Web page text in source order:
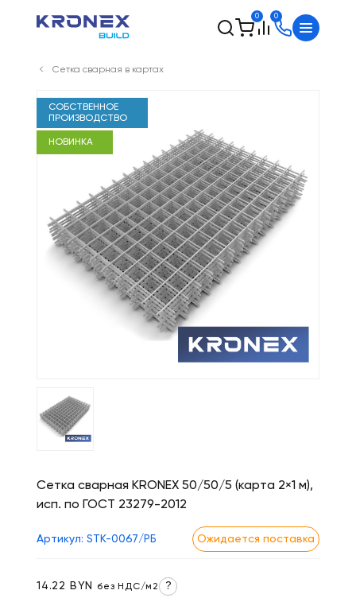
0 0
Сетка сварная в картах
СОБСТВЕННОЕ
ПРОИЗВОДСТВО
НОВИНКА
Сетка сварная KRONEX 50/50/5 (карта 2×1 м),
исп. по ГОСТ 23279-2012
Артикул: STK-0067/РБ Ожидается поставка
14.22 BYN без НДС/м2 ?